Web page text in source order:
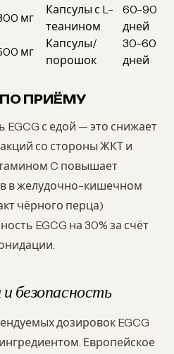
мг
Капсулы с L-
теанином
60–90
дней
мг
Капсулы/
порошок
30–60
дней
ПРИЁМУ
с едой — это снижает
со стороны ЖКТ и
C повышает
в желудочно-кишечном
чёрного перца)
EGCG на 30% за счёт
безопасность
дозировок EGCG
Европейское